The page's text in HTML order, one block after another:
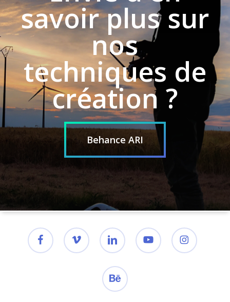
savoir plus sur
nos
techniques de
création ?
Behance ARI
facebook vimeo linkedin youtube instagram
behance